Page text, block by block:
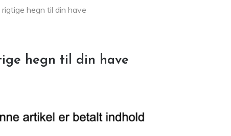
hegn til din have
hegn til din have